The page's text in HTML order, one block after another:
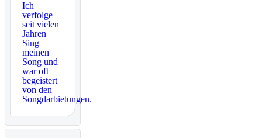
Ich
verfolge
seit vielen
Jahren
Sing
meinen
Song und
war oft
begeistert
von den
Songdarbietungen.